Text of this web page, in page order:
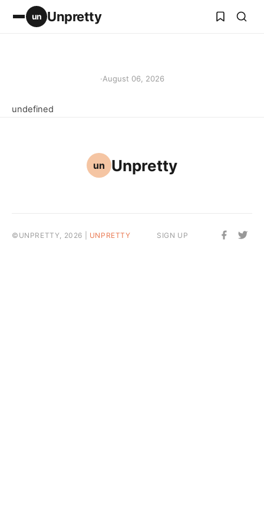
un Unpretty
·August 06, 2026
undefined
un Unpretty
©UNPRETTY, 2026 | UNPRETTY SIGN UP